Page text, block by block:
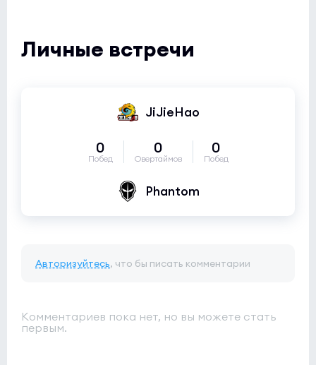
Личные встречи
JiJieHao
0
Побед
0
Овертаймов
0
Побед
Phantom
Авторизуйтесь, что бы писать комментарии
Комментариев пока нет, но вы можете стать
первым.